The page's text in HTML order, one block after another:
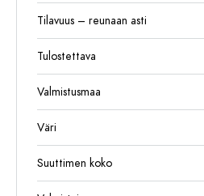
Tilavuus – reunaan asti
Tulostettava
Valmistusmaa
Väri
Suuttimen koko